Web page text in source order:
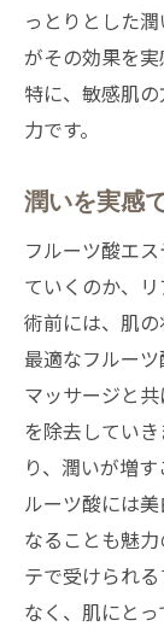
っとりとした
がその効果を実
特に、敏感肌
力です。
潤いを実感
フルーツ酸エ
ていくのか、
術前には、肌
最適なフルー
マッサージと
を除去してい
り、潤いが増
ルーツ酸には
なることも魅
テで受けられ
なく、肌にと